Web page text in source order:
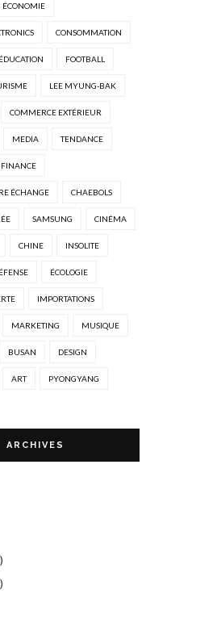
ÉCONOMIE
CONSOMMATION
ÉDUCATION FOOTBALL
LEE MYUNG-BAK
COMMERCE EXTÉRIEUR
MEDIA TENDANCE
FINANCE
ÉCHANGE CHAEBOLS
SAMSUNG CINÉMA
CHINE INSOLITE
ÉCOLOGIE
IMPORTATIONS
MARKETING MUSIQUE
BUSAN DESIGN
ART PYONGYANG
ARCHIVES